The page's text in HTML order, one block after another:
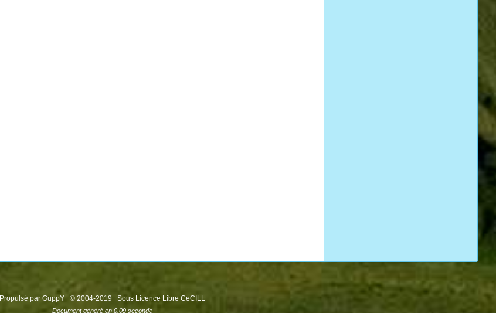
Propulsé par GuppY© 2004-2019 Sous Licence Libre CeCILL
Document généré en 0.09 seconde